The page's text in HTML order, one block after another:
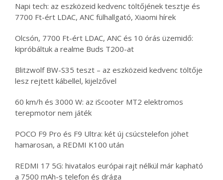
Napi tech: az eszközeid kedvenc töltőjének tesztje és
7700 Ft-ért LDAC, ANC fülhallgató, Xiaomi hírek
Olcsón, 7700 Ft-ért LDAC, ANC és 10 órás üzemidő:
kipróbáltuk a realme Buds T200-at
Blitzwolf BW-S35 teszt – az eszközeid kedvenc töltője
lesz rejtett kábellel, kijelzővel
60 km/h és 3000 W: az iScooter MT2 elektromos
terepmotor nem játék
POCO F9 Pro és F9 Ultra: két új csúcstelefon jöhet
hamarosan, a REDMI K100 után
REDMI 17 5G: hivatalos európai rajt nélkül már kapható
a 7500 mAh-s telefon és drága